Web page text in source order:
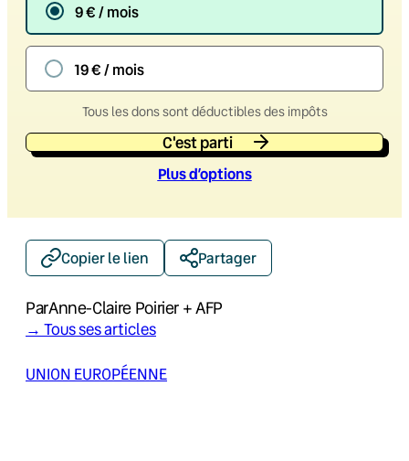
9 € / mois
19 € / mois
Tous les dons sont déductibles des impôts
C'est parti
Plus d’options
Copier le lien Partager
ParAnne-Claire Poirier + AFP
→ Tous ses articles
UNION EUROPÉENNE